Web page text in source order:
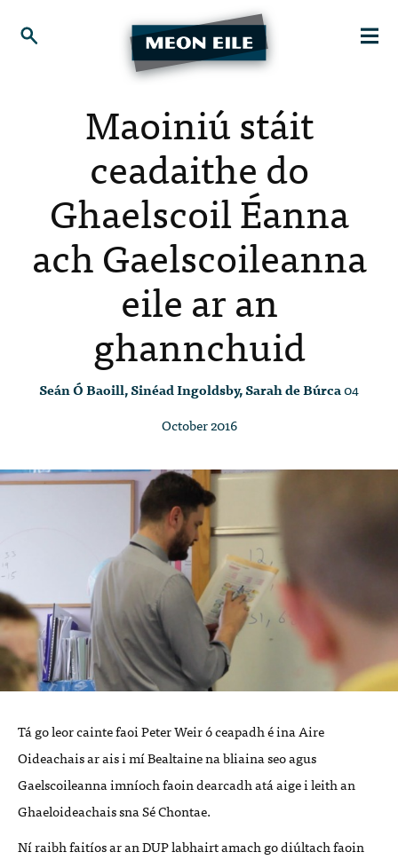
Maoiniú stáit
ceadaithe do
Ghaelscoil Éanna
ach Gaelscoileanna
eile ar an
ghannchuid
Seán Ó Baoill, Sinéad Ingoldsby, Sarah de Búrca04
October 2016
Tá go leor cainte faoi Peter Weir ó ceapadh é ina Aire
Oideachais ar ais i mí Bealtaine na bliaina seo agus
Gaelscoileanna imníoch faoin dearcadh atá aige i leith an
Ghaeloideachais sna Sé Chontae.
Ní raibh faitíos ar anDUPlabhairt amach go diúltach faoin